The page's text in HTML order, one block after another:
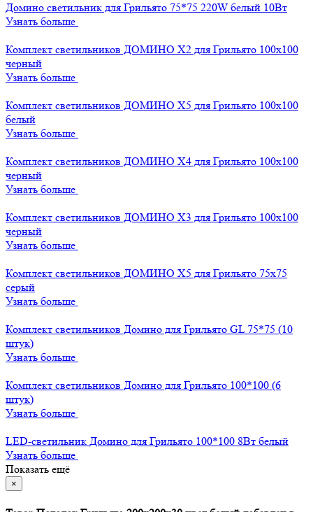
Домино светильник для Грильято 75*75 220W белый 10Вт
Узнать больше
Комплект светильников ДОМИНО Х2 для Грильято 100х100
черный
Узнать больше
Комплект светильников ДОМИНО Х5 для Грильято 100х100
белый
Узнать больше
Комплект светильников ДОМИНО Х4 для Грильято 100х100
черный
Узнать больше
Комплект светильников ДОМИНО Х3 для Грильято 100х100
черный
Узнать больше
Комплект светильников ДОМИНО Х5 для Грильято 75х75
серый
Узнать больше
Комплект светильников Домино для Грильято GL 75*75 (10
штук)
Узнать больше
Комплект светильников Домино для Грильято 100*100 (6
штук)
Узнать больше
LED-светильник Домино для Грильято 100*100 8Вт белый
Узнать больше
Показать ещё
×